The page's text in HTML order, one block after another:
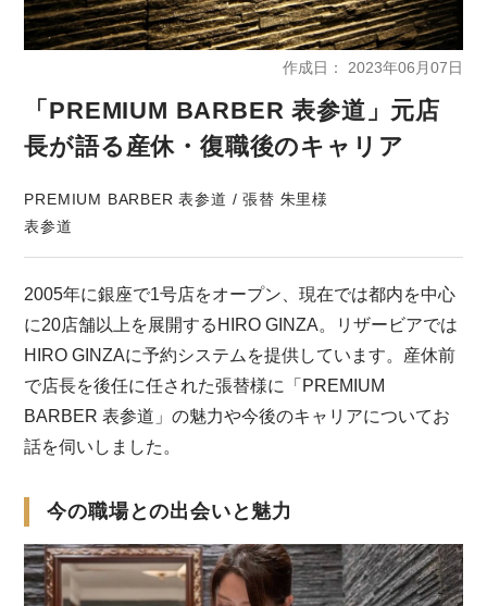
作成日 2023年06月07日
「PREMIUM BARBER 表参道」元店
長が語る産休・復職後のキャリア
PREMIUM BARBER 表参道 / 張替 朱里様
表参道
2005年に銀座で1号店をオープン、現在では都内を中心
に20店舗以上を展開するHIRO GINZA。リザービアでは
HIRO GINZAに予約システムを提供しています。産休前
で店長を後任に任された張替様に「PREMIUM
BARBER 表参道」の魅力や今後のキャリアについてお
話を伺いしました。
今の職場との出会いと魅力